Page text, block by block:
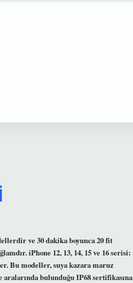
ve 30 dakika boyunca 20 fit
iPhone 12, 13, 14, 15 ve 16 serisi:
Bu modeller, suya kazara maruz
aralarında bulunduğu IP68 sertifikasına